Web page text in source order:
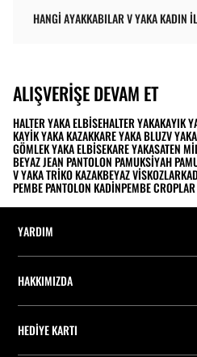
HANGI AYAKKABILAR V YAKA KADIN
ALIŞVERIŞE DEVAM ET
HALTER YAKA ELBISEHALTER YAKAKAYIK
KAYIK YAKA KAZAKKARE YAKA BLUZV
GÖMLEK YAKA ELBISEKARE YAKASATEN
BEYAZ JEAN PANTOLON PAMUKSIYAH
V YAKA TRIKO KAZAKBEYAZ VISKOZLAR
PEMBE PANTOLON KADINPEMBE CROPLAR
YARDIM
Siparişi takip edin
Fişini bul
HAKKIMIZDA
Stradivarius'ta Çalışmak
HEDIYE KARTI